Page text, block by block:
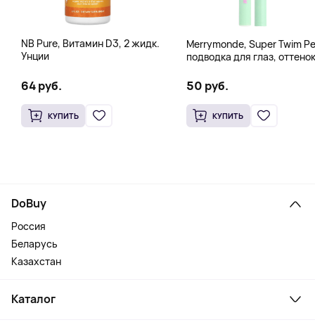
NB Pure, Витамин D3, 2 жидк.
Унции
64 руб.
КУПИТЬ
Merrymonde, Super Twim
подводка для глаз, оттенок
жидк. унции)
50 руб.
КУПИТЬ
DoBuy
Россия
Беларусь
Казахстан
Каталог